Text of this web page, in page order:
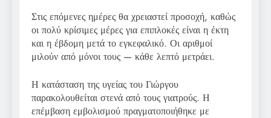
Στις επόμενες ημέρες θα χρειαστεί προσοχή, καθώς
οι πολύ κρίσιμες μέρες για επιπλοκές είναι η έκτη
και η έβδομη μετά το εγκεφαλικό. Οι αριθμοί
μιλούν από μόνοι τους — κάθε λεπτό μετράει.
Η κατάσταση της υγείας του Γιώργου
παρακολουθείται στενά από τους γιατρούς. Η
επέμβαση εμβολισμού πραγματοποιήθηκε με